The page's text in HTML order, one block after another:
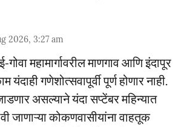
2026, 3:27 am
गोवा महामार्गावरील माणगाव आणि इंदापूर
यंदाही गणेशोत्सवापूर्वी पूर्ण होणार नाही.
असल्याने यंदा सप्टेंबर महिन्यात
जाणाऱ्या कोकणवासीयांना वाहतूक